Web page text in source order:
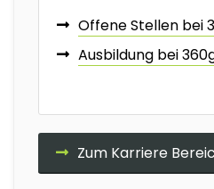
Offene Stellen bei
Ausbildung bei
Zum Karriere